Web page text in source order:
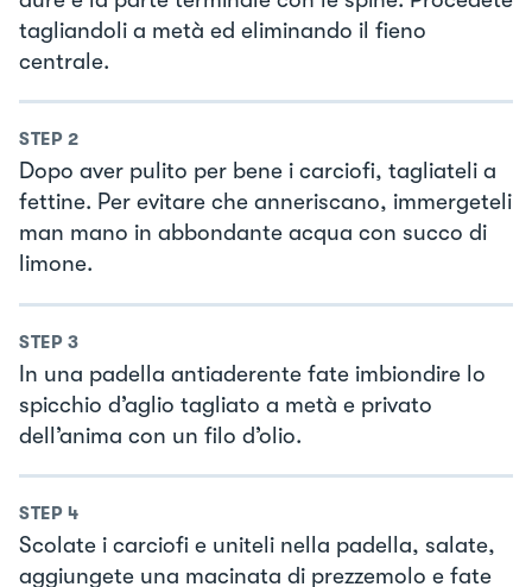
tagliandoli a metà ed eliminando il fieno
centrale.
STEP 2
Dopo aver pulito per bene i carciofi, tagliateli a
fettine. Per evitare che anneriscano, immergeteli
man mano in abbondante acqua con succo di
limone.
STEP 3
In una padella antiaderente fate imbiondire lo
spicchio d’aglio tagliato a metà e privato
dell’anima con un filo d’olio.
STEP 4
Scolate i carciofi e uniteli nella padella, salate,
aggiungete una macinata di prezzemolo e fate